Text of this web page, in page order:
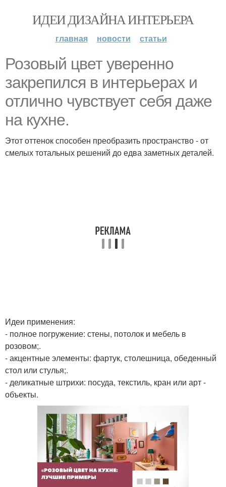
ИДЕИ ДИЗАЙНА ИНТЕРЬЕРА
главная новости статьи
Розовый цвет уверенно
закрепился в интерьерах и
отлично чувствует себя даже
на кухне.
Этот оттенок способен преобразить пространство - от
смелых тотальных решений до едва заметных деталей.
Идеи применения:
- полное погружение: стены, потолок и мебель в
розовом;.
- акцентные элементы: фартук, столешница, обеденный
стол или стулья;.
- деликатные штрихи: посуда, текстиль, кран или арт -
объекты.